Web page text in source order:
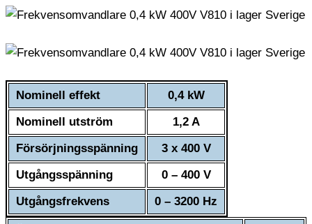
Nominell effekt
0,4 kW
Nominell utström
1,2 A
Försörjningsspänning
3 x 400 V
Utgångsspänning
0 – 400 V
Utgångsfrekvens
0 – 3200 Hz